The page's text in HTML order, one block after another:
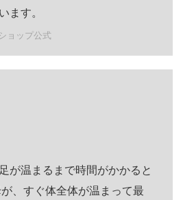
ます。
ョップ公式
が温まるまで時間がかかると
、すぐ体全体が温まって最